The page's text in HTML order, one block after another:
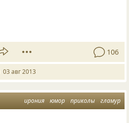
106
03 авг 2013
ирония юмор приколы гламур